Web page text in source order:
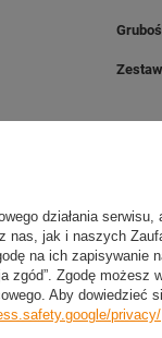
działania
nas, jak i naszych
na ich zapisywanie
zgód”. Zgodę możesz
Aby dowiedzieć
privacy/